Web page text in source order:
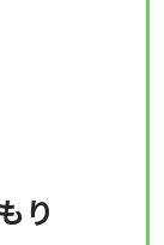
り